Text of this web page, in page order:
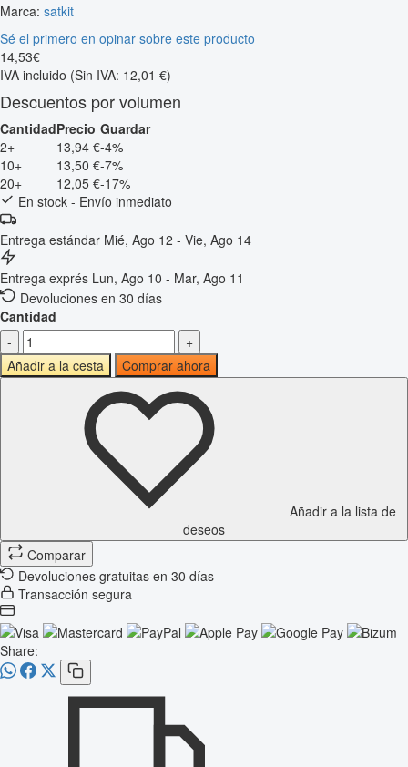
Marca: satkit
Sé el primero en opinar sobre este producto
14,53€
IVA incluido (Sin IVA: 12,01 €)
Descuentos por volumen
CantidadPrecio Guardar
2+
13,94 €-4%
10+
13,50 €-7%
20+
12,05 €-17%
En stock - Envío inmediato
Entrega estándar Mié, Ago 12 - Vie, Ago 14
Entrega exprés Lun, Ago 10 - Mar, Ago 11
Devoluciones en 30 días
Cantidad
-
+
Añadir a la cesta
Comprar ahora
Añadir a la lista de
deseos
Comparar
Devoluciones gratuitas en 30 días
Transacción segura
Share: